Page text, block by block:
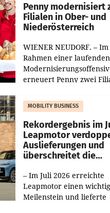
übertroffen.
Penny modernisiert
Filialen in Ober- und
Niederösterreich
WIENER NEUDORF. – Im
Rahmen einer laufenden
erneuert Penny zwei
Die beiden Standorte
Haag sowie im rund
MOBILITY BUSINESS
Rekordergebnis im
Leapmotor
Auslieferungen und
überschreitet die
– Im Juli 2026 erreichte
Leapmotor einen
Meilenstein und lieferte